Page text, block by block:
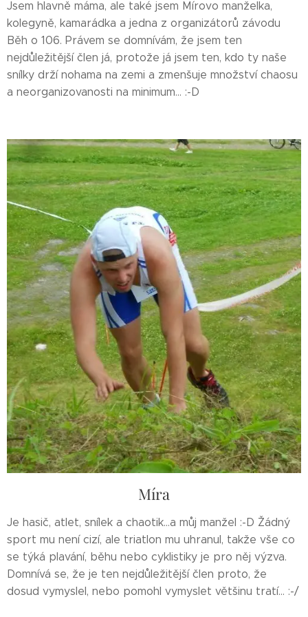
Jsem hlavně máma, ale také jsem Mírovo manželka,
kolegyně, kamarádka a jedna z organizátorů závodu
Běh o 106. Právem se domnívám, že jsem ten
nejdůležitější člen já, protože já jsem ten, kdo ty naše
snílky drží nohama na zemi a zmenšuje množství chaosu
a neorganizovanosti na minimum... :-D
Míra
Je hasič, atlet, snílek a chaotik...a můj manžel :-D Žádný
sport mu není cizí, ale triatlon mu uhranul, takže vše co
se týká plavání, běhu nebo cyklistiky je pro něj výzva.
Domnívá se, že je ten nejdůležitější člen proto, že
dosud vymyslel, nebo pomohl vymyslet většinu tratí... :-/